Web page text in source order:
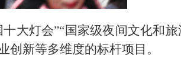
大灯会”“国家级夜间文化和旅
新等多维度的标杆项目。